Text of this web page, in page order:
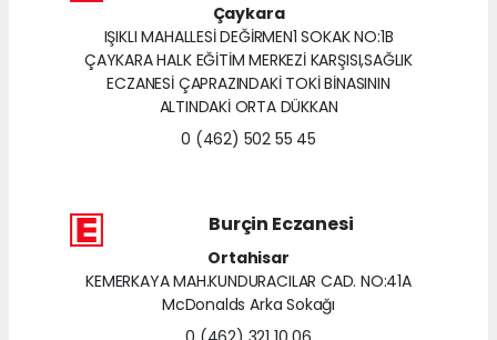
Çaykara
IŞIKLI MAHALLESİ DEĞİRMEN1 SOKAK NO:1B
ÇAYKARA HALK EĞİTİM MERKEZİ KARŞISI,SAĞLIK
ECZANESİ ÇAPRAZINDAKİ TOKİ BİNASININ
ALTINDAKİ ORTA DÜKKAN
0 (462) 502 55 45
Burçin Eczanesi
Ortahisar
KEMERKAYA MAH.KUNDURACILAR CAD. NO:41A
McDonalds Arka Sokağı